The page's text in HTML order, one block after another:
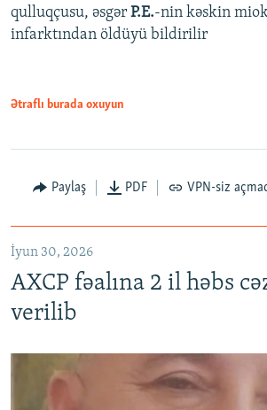
qulluqçusu, əsgər P.E.-nin kəskin
infarktından öldüyü bildirilir
Ətraflı burada oxuyun
Paylaş PDF VPN-siz
İyun 30, 2026
AXCP fəalına 2 il həbs
verilib